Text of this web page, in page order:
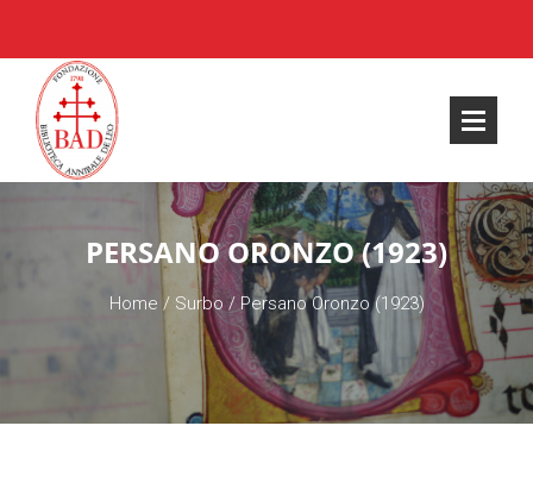
PERSANO ORONZO (1923)
Home / Surbo/Persano Oronzo (1923)